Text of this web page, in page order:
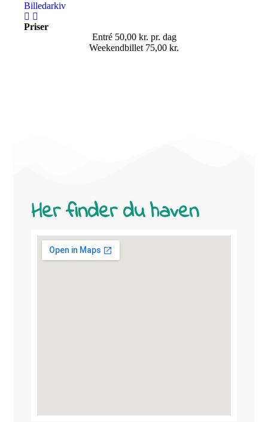
Billedarkiv
Priser
Entré 50,00 kr. pr. dag
Weekendbillet 75,00 kr.
Her finder du haven